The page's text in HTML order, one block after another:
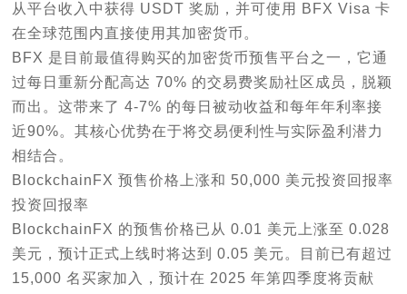
从平台收入中获得 USDT 奖励，并可使用 BFX Visa 卡
在全球范围内直接使用其加密货币。
BFX 是目前最值得购买的加密货币预售平台之一，它通
过每日重新分配高达 70% 的交易费奖励社区成员，脱颖
而出。这带来了 4-7% 的每日被动收益和每年年利率接
近90%。其核心优势在于将交易便利性与实际盈利潜力
相结合。
BlockchainFX 预售价格上涨和 50,000 美元投资回报率
投资回报率
BlockchainFX 的预售价格已从 0.01 美元上涨至 0.028
美元，预计正式上线时将达到 0.05 美元。目前已有超过
15,000 名买家加入，预计在 2025 年第四季度将贡献